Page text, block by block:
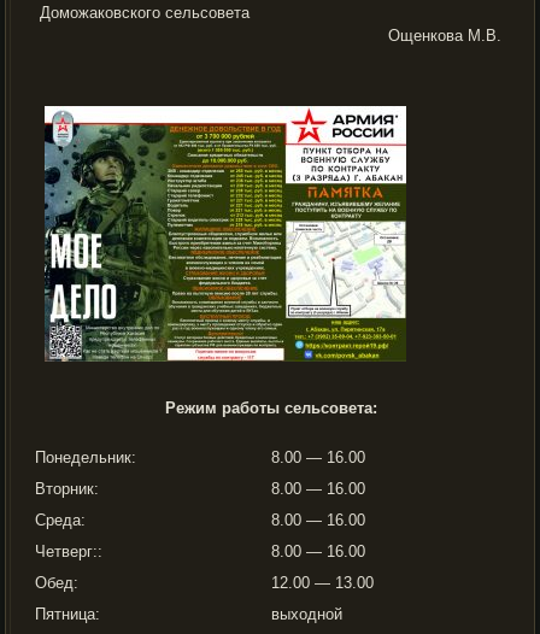
Доможаковского сельсовета
Ощенкова М.В.
Режим работы сельсовета:
Понедельник:
8.00 — 16.00
Вторник:
8.00 — 16.00
Среда:
8.00 — 16.00
Четверг::
8.00 — 16.00
Обед:
12.00 — 13.00
Пятница:
выходной